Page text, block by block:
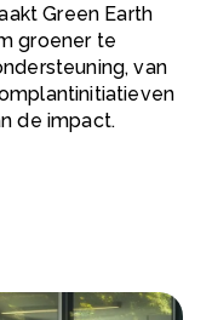
Green Earth
groener te
van
de impact.